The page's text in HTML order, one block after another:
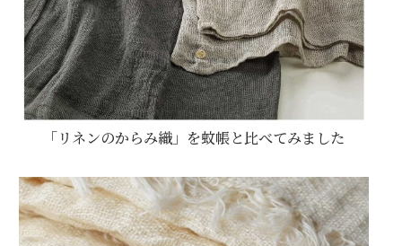
「リネンのからみ織」を蚊帳と比べてみました